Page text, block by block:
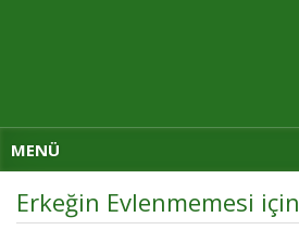
MENÜ
Erkeğin Evlenmemesi için